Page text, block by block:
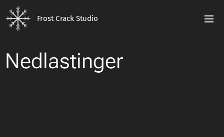
Frost Crack Studio
Nedlastinger